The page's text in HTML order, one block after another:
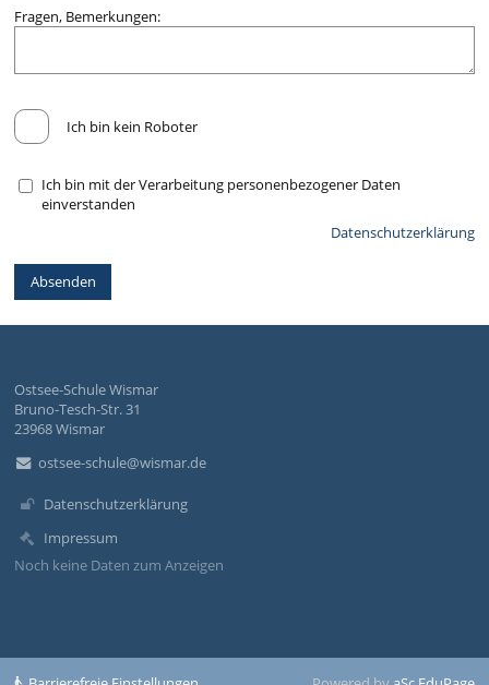
Fragen, Bemerkungen:
Ich bin kein Roboter
Ich bin mit der Verarbeitung personenbezogener Daten
einverstanden
Datenschutzerklärung
Ostsee-Schule Wismar
Bruno-Tesch-Str. 31
23968 Wismar
ostsee-schule@wismar.de
Datenschutzerklärung
Impressum
Noch keine Daten zum Anzeigen